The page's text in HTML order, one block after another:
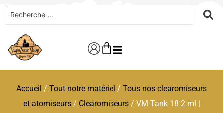
Accueil / Tout notre matériel / Tous nos clearomiseurs
et atomiseurs/ Clearomiseurs/ VM Tank 18 2 ml |